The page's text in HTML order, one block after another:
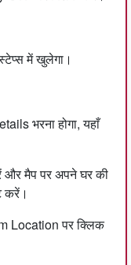
में खुलेगा।
भरना होगा, यहाँ
और मैप पर अपने घर की
करें।
Location पर क्लिक